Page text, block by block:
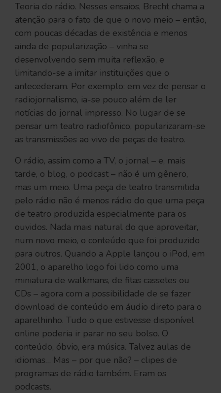
Teoria do rádio. Nesses ensaios, Brecht chama a
atenção para o fato de que o novo meio – então,
com poucas décadas de existência e menos
ainda de popularização – vinha se
desenvolvendo sem muita reflexão, e
limitando-se a imitar instituições que o
antecederam. Por exemplo: em vez de pensar o
radiojornalismo, ia-se pouco além de ler
notícias do jornal impresso. No lugar de se
pensar um teatro radiofônico, popularizaram-se
as transmissões ao vivo de peças de teatro.
O rádio, assim como a TV, o jornal – e, mais
tarde, o blog, o podcast – não é um gênero,
mas um meio. Uma peça de teatro transmitida
pelo rádio não é menos rádio do que uma peça
de teatro produzida especialmente para os
ouvidos. Nada mais natural do que aproveitar,
num novo meio, o conteúdo que foi produzido
para outros. Quando a Apple lançou o iPod, em
2001, o aparelho logo foi lido como uma
miniatura de walkmans, de fitas cassetes ou
CDs – agora com a possibilidade de se fazer
download de conteúdo em áudio direto para o
aparelhinho. Tudo o que estivesse disponível
online poderia ir parar no seu bolso. O
conteúdo, óbvio, era música. Talvez aulas de
idiomas… Mas – por que não? – clipes de
programas de rádio também. Eram os
podcasts.